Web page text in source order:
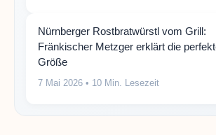
Nürnberger Rostbratwürstl vom Grill:
Fränkischer Metzger erklärt die
Größe
7 Mai 2026 • 10 Min. Lesezeit